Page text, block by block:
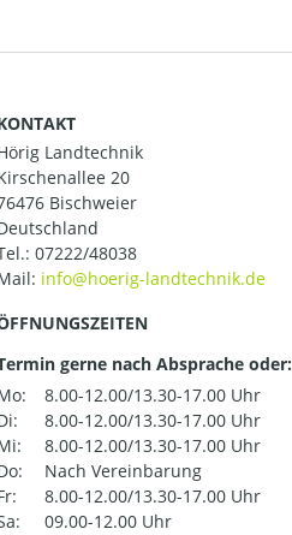
Landtechnik
20
Bischweier
07222/48038
gerne nach Absprache oder:
8.00-12.00/13.30-17.00 Uhr
8.00-12.00/13.30-17.00 Uhr
8.00-12.00/13.30-17.00 Uhr
Nach Vereinbarung
8.00-12.00/13.30-17.00 Uhr
09.00-12.00 Uhr